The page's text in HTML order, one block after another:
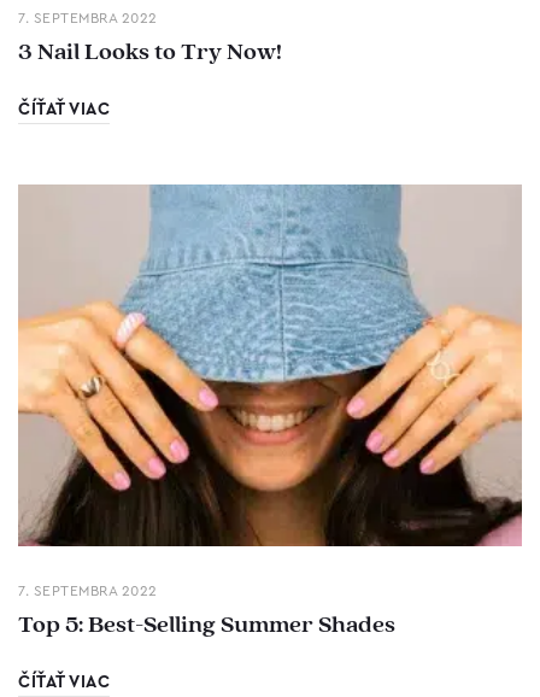
7. SEPTEMBRA 2022
3 Nail Looks to Try Now!
ČÍŤAŤ VIAC
7. SEPTEMBRA 2022
Top 5: Best-Selling Summer Shades
ČÍŤAŤ VIAC